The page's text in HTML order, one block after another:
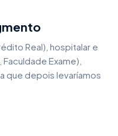
Real), hospitalar e
Exame),
que depois levaríamos